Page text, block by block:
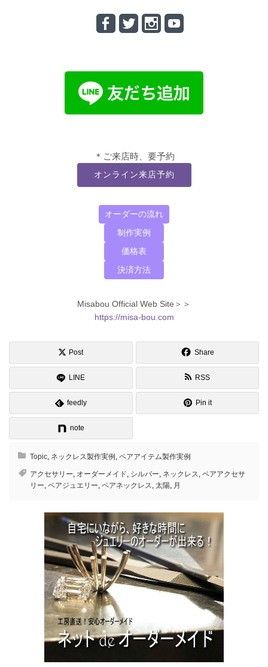
＊ご来店時、要予約
オンライン来店予約
オーダーの流れ
制作実例
価格表
決済方法
Misabou Official Web Site＞＞
https://misa-bou.com
Post Share
LINE RSS
feedly Pin it
note
Topic, ネックレス製作実例 , ペアアイテム製作実例
アクセサリー, オーダーメイド, シルバー, ネックレス, ペアアクセサ
リー, ペアジュエリー, ペアネックレス, 太陽, 月